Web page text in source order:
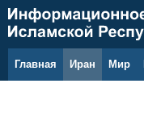
Главная Иран Мир